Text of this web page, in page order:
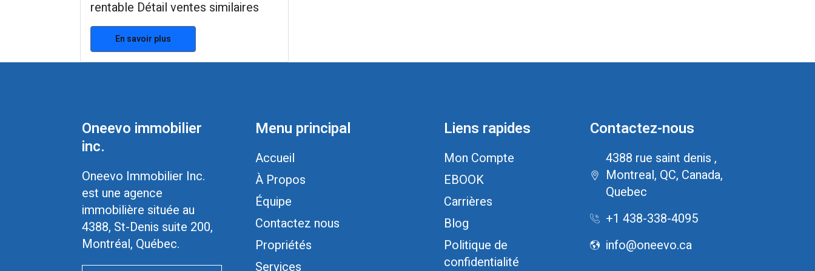
rentable Détail ventes similaires
En savoir plus
Oneevo immobilier
inc.
Oneevo Immobilier Inc.
est une agence
immobilière située au
4388, St-Denis suite 200,
Montréal, Québec.
Menu principal
Accueil
À Propos
Équipe
Contactez nous
Propriétés
Services
Liens rapides
Mon Compte
EBOOK
Carrières
Blog
Politique de
confidentialité
Contactez-nous
4388 rue saint denis ,
Montreal, QC, Canada,
Quebec
+1 438-338-4095
info@oneevo.ca